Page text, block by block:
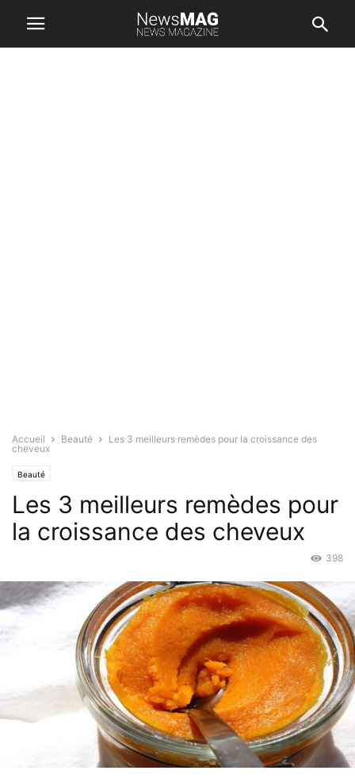
Accueil Beauté
Les 3 meilleurs remèdes pour la croissance des
cheveux
Beauté
Les 3 meilleurs remèdes pour
la croissance des cheveux
398